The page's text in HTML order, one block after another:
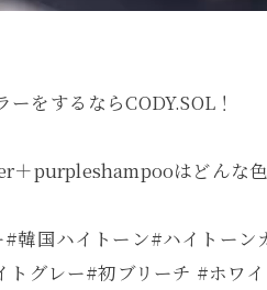
をするならCODY.SOL！
＋purpleshampooはどんな色
韓国ハイトーン#ハイトー
トグレー#初ブリーチ #ホワ